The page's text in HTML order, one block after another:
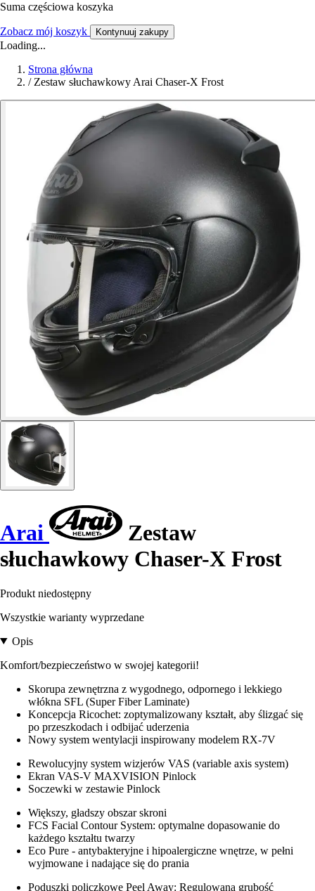
Suma częściowa koszyka
Zobacz mój koszyk Kontynuuj zakupy
Loading...
Strona główna
/ Zestaw słuchawkowy Arai Chaser-X Frost
Arai
Zestaw
słuchawkowy Chaser-X Frost
Produkt niedostępny
Wszystkie warianty wyprzedane
Opis
Komfort/bezpieczeństwo w swojej kategorii!
Skorupa zewnętrzna z wygodnego, odpornego i lekkiego
włókna SFL (Super Fiber Laminate)
Koncepcja Ricochet: zoptymalizowany kształt, aby ślizgać się
po przeszkodach i odbijać uderzenia
Nowy system wentylacji inspirowany modelem RX-7V
Rewolucyjny system wizjerów VAS (variable axis system)
Ekran VAS-V MAXVISION Pinlock
Soczewki w zestawie Pinlock
Większy, gładszy obszar skroni
FCS Facial Contour System: optymalne dopasowanie do
każdego kształtu twarzy
Eco Pure - antybakteryjne i hipoalergiczne wnętrze, w pełni
wyjmowane i nadające się do prania
Poduszki policzkowe Peel Away: Regulowana grubość